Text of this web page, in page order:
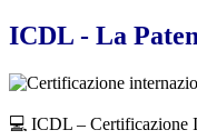
ICDL - La
💻 ICDL – Certificazione